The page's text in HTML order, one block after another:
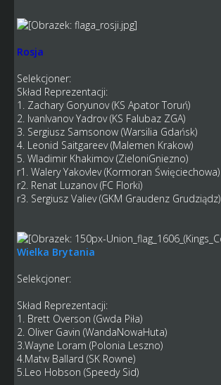
Rosja
Selekcjoner:
Skład Reprezentacji:
1. Zachary Goryunov (KS Apator Toruń)
2. IvanIvanov Yadrov (KS Falubaz ZGA)
3. Sergiusz Samsonow (Warsilia Gdańsk)
4. Leonid Saitgareev (Malemen Krakow)
5. Wladimir Khakimov (ZieloniGniezno)
r1. Walery Yakovlev (Kormoran Święciechowa)
r2. Renat Luzanov (FC Florki)
r3. Sergiusz Valiev (GKM Graudenz Grudziądz)
Wielka Brytania
Selekcjoner:
Skład Reprezentacji:
1. Brett Overson (Gwda Piła)
2. Oliver Gavin (WandaNowaHuta)
3.Wayne Loram (Polonia Leszno)
4.Matw Ballard (SK Rowne)
5.Leo Hobson (Speedy Sid)